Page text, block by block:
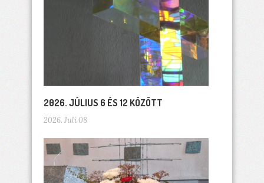
2026. JÚLIUS 6 ÉS 12 KÖZÖTT
2026. Juli 08